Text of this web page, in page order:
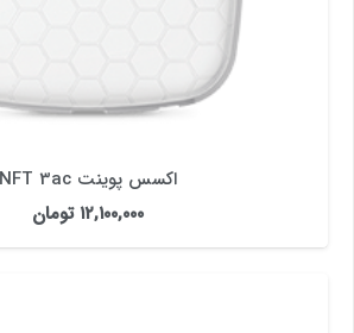
اکسس پوینت NFT 3ac
۱۲,۱۰۰,۰۰۰ تومان